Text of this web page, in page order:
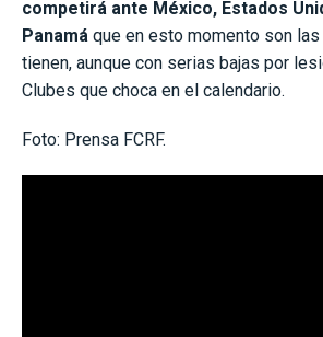
competirá ante México, Estados
Panamá que en esto momento son
tienen, aunque con serias bajas por
Clubes que choca en el calendario.
Foto: Prensa FCRF.